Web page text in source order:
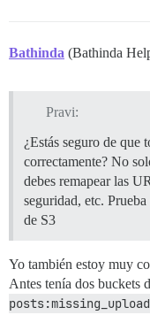
Bathinda (Bathinda
Pravi:
¿Estás seguro de que
correctamente? No
debes remapear las
seguridad, etc.
de S3
Yo también estoy muy
Antes tenía dos buckets